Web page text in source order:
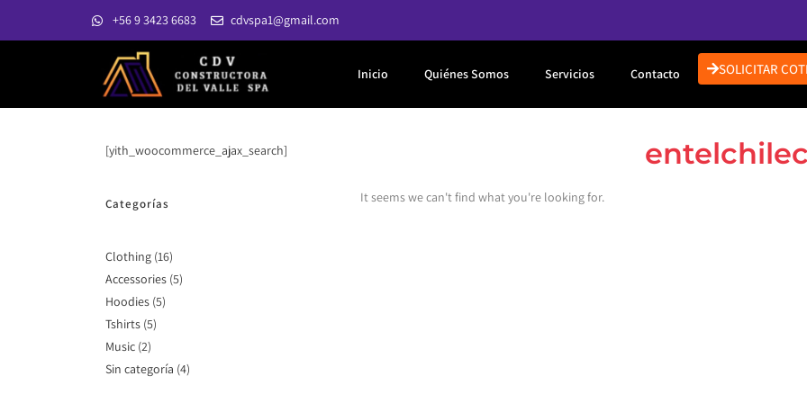
+56 9 3423 6683 cdvspa1@gmail.com
Inicio Quiénes Somos Servicios Contacto SOLICITAR
[yith_woocommerce_ajax_search]
Categorías
Clothing 16
Accessories 5
Hoodies 5
Tshirts 5
Music 2
Sin categoría 4
It seems we can't find what you're looking for.